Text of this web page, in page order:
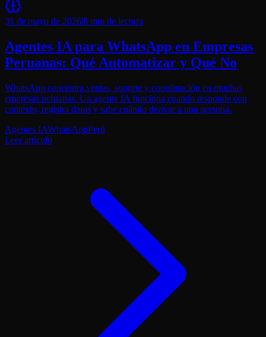
31 de mayo de 2026|8 min de lectura
Agentes IA para WhatsApp en Empresas
Peruanas: Qué Automatizar y Qué No
WhatsApp concentra ventas, soporte y coordinación en muchas
empresas peruanas. Un agente IA funciona cuando responde con
contexto, registra datos y sabe cuándo derivar a una persona.
Agentes IAWhatsAppPerú
Leer artículo